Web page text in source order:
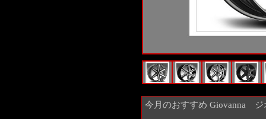
今月のおすすめ Giovanna